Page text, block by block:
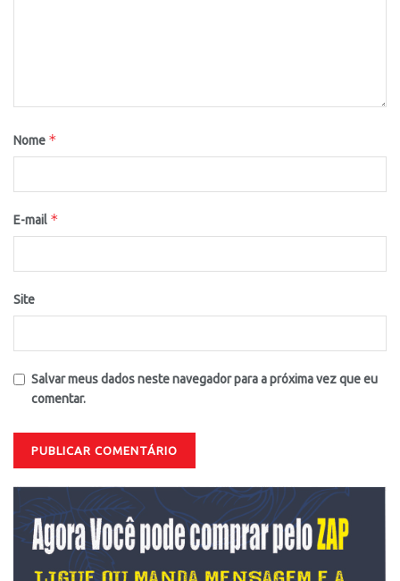
Nome *
E-mail *
Site
Salvar meus dados neste navegador para a próxima vez que eu
comentar.